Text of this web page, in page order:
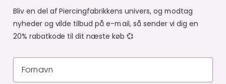
OM PIERCINGFABRIKKEN
MER FRA PIERCINGFABRIKKEN
SHOPPER FRA:Du er i
Bliv en del af Piercingfabrikkens univers, og modtag
nyheder og vilde tilbud på e-mail, så sender vi dig en
20% rabatkode til dit næste køb 💞